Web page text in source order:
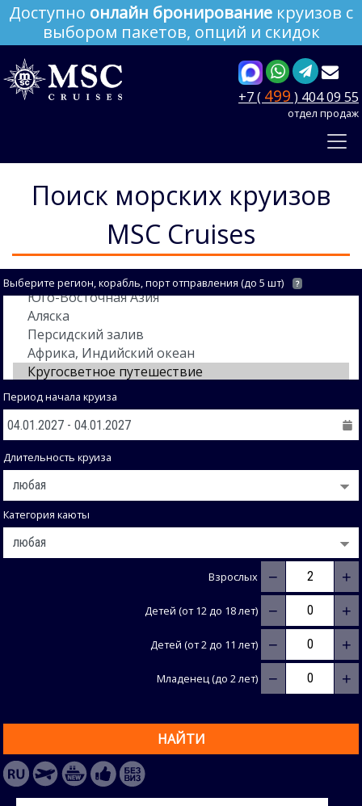
Доступно онлайн бронирование круизов с
выбором пакетов, опций и скидок
+7 ( 499 ) 404 09 55
отдел продаж
Поиск морских круизов
MSC Cruises
Выберите регион, корабль, порт отправления (до 5 шт) ?
Период начала круиза
Длительность круиза
Категория каюты
Взрослых − +
Детей (от 12 до 18 лет) − +
Детей (от 2 до 11 лет) − +
Младенец (до 2 лет) − +
НАЙТИ